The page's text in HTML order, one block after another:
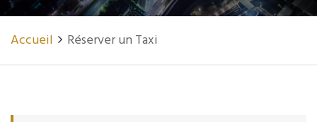
Accueil Réserver un Taxi